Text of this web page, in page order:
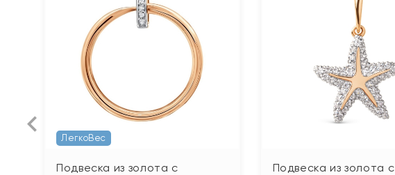
ЛегкоВес
Подвеска из золота с
Подвеска из золота с